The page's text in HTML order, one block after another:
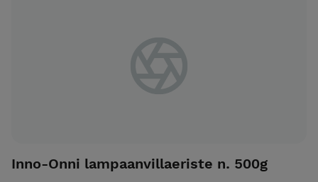
Inno-Onni lampaanvillaeriste n. 500g